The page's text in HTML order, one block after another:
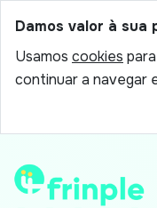
Damos valor à sua
Usamos cookies
continuar a navegar